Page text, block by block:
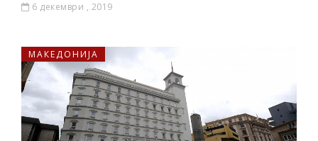
6 декември , 2019
МАКЕДОНИЈА